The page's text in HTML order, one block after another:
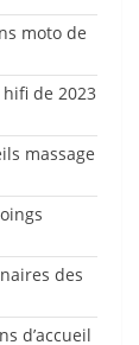
moto de
de 2023
massage
des
d’accueil